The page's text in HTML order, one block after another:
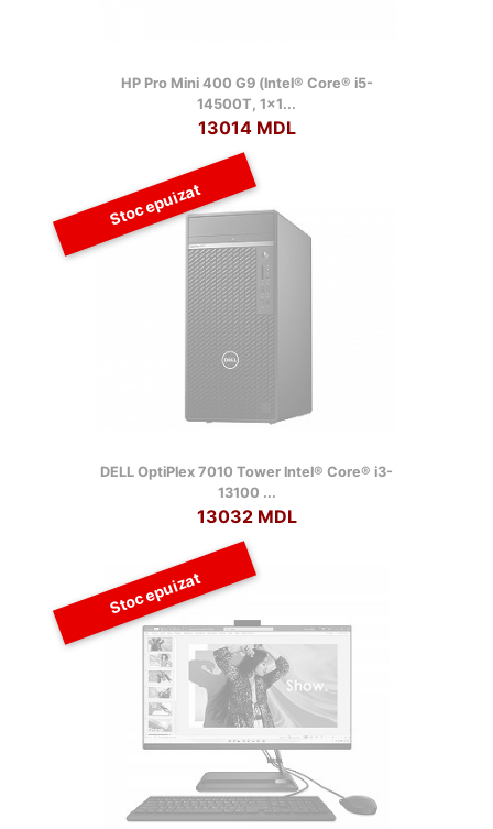
HP Pro Mini 400 G9 (lntel® Core® i5-
14500T, 1x1...
13014 MDL
Stoc epuizat
DELL OptiPlex 7010 Tower lntel® Core® i3-
13100 ...
13032 MDL
Stoc epuizat